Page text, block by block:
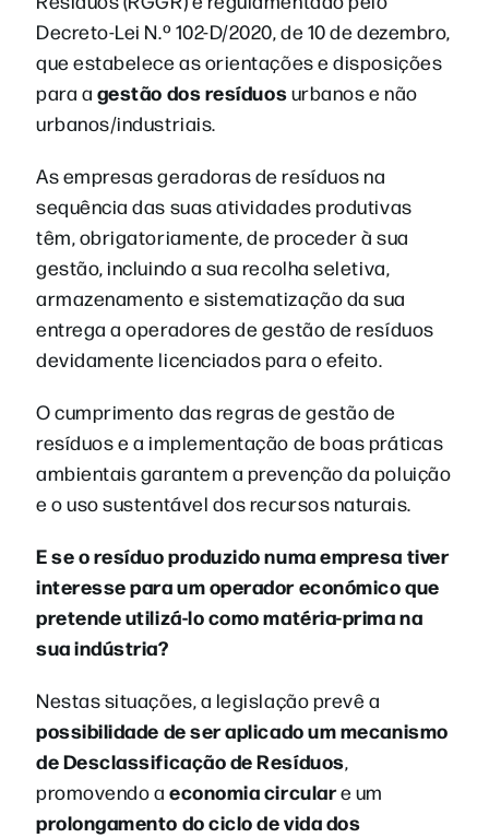
Decreto-Lei N.º 102-D/2020, de 10 de dezembro,
que estabelece as orientações e disposições
para a gestão dos resíduosurbanos e não
urbanos/industriais.
As empresas geradoras de resíduos na
sequência das suas atividades produtivas
têm, obrigatoriamente, de proceder à sua
gestão, incluindo a sua recolha seletiva,
armazenamento e sistematização da sua
entrega a operadores de gestão de resíduos
devidamente licenciados para o efeito.
O cumprimento das regras de gestão de
resíduos e a implementação de boas práticas
ambientais garantem a prevenção da poluição
e o uso sustentável dos recursos naturais.
E se o resíduo produzido numa empresa tiver
interesse para um operador económico que
pretende utilizá-lo como matéria-prima na
sua indústria?
Nestas situações, a legislação prevê a
possibilidade de ser aplicado um mecanismo
de Desclassificação de Resíduos,
promovendo aeconomia circulare um
prolongamento do ciclo de vida dos